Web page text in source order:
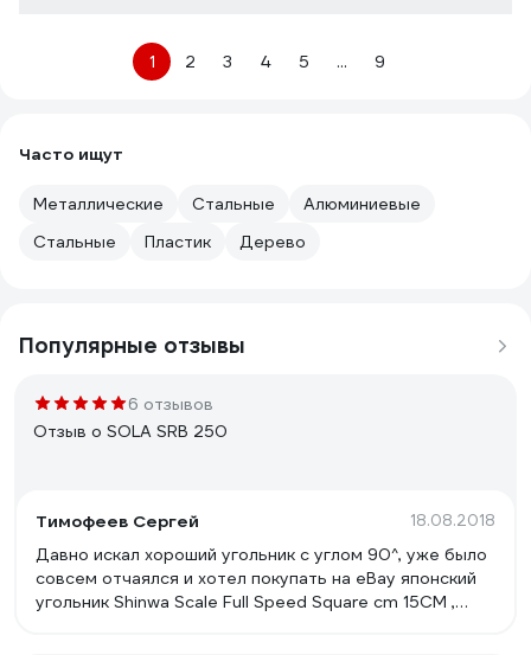
1 2 3 4 5 ... 9
Часто ищут
Металлические Стальные
Алюминиевые
Стальные
Пластик Дерево
Популярные отзывы
6 отзывов
Отзыв о SOLA SRB 250
Тимофеев Сергей 18.08.2018
Давно искал хороший угольник с углом 90^, уже было
совсем отчаялся и хотел покупать на eBay японский
угольник Shinwa Scale Full Speed Square cm 15CM ,